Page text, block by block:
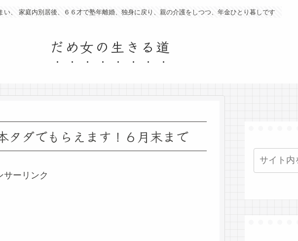
い、 家庭内別居後、６６才で塾年離婚、独身に戻り、親の介護をしつつ、年金ひとり暮しです
だめ女の生きる道
タダでもらえます！６月末まで
サーリンク